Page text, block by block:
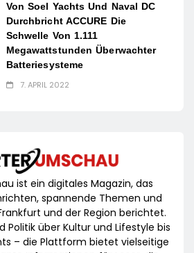
Von Soel Yachts Und Naval DC
Durchbricht ACCURE Die
Schwelle Von 1.111
Megawattstunden Überwachter
Batteriesysteme
7. APRIL 2022
ist ein digitales Magazin, das
spannende Themen und
und der Region berichtet.
Politik über Kultur und Lifestyle bis
– die Plattform bietet vielseitige